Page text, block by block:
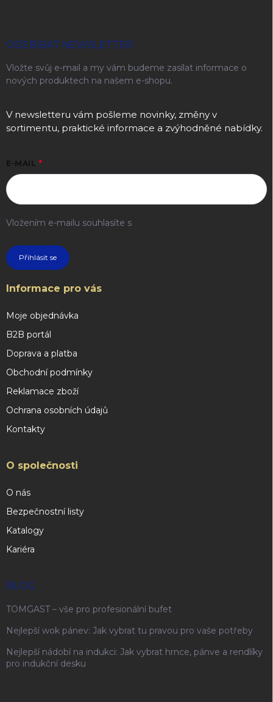
ODEBÍRAT NEWSLETTER
Vložte svůj e-mail a my vám budeme zasílat informace o
nových produktech na našem e-shopu.
V newsletteru vám pošleme novinky, změny v
sortimentu, praktické informace a zvýhodněné nabídky.
E-MAIL
Vložením e-mailu souhlasíte s
Přihlásit se
Informace pro vás
Moje objednávka
B2B portál
Doprava a platba
Obchodní podmínky
Reklamace zboží
Ochrana osobních údajů
Kontakty
O společnosti
O nás
Bezpečnostní listy
Katalogy
Kariéra
BLOG
TOMGAST – vše pro profesionální bufet
Nejlepší wok pánev: Jak vybrat tu pravou pro vaše potřeby
Nejlepší nádobí na indukci: Jak vybrat hrnce, pánve a rendlíky
pro indukční desku